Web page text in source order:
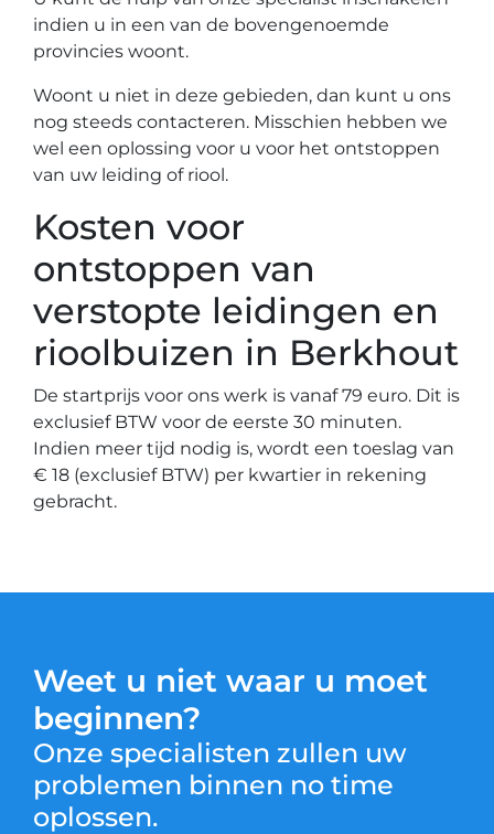
indien u in een van de bovengenoemde
provincies woont.
Woont u niet in deze gebieden, dan kunt u ons
nog steeds contacteren. Misschien hebben we
wel een oplossing voor u voor het ontstoppen
van uw leiding of riool.
Kosten voor
ontstoppen van
verstopte leidingen en
rioolbuizen in Berkhout
De startprijs voor ons werk is vanaf 79 euro. Dit is
exclusief BTW voor de eerste 30 minuten.
Indien meer tijd nodig is, wordt een toeslag van
€ 18 (exclusief BTW) per kwartier in rekening
gebracht.
Weet u niet waar u moet
beginnen?
Onze specialisten zullen uw
problemen binnen no time
oplossen.